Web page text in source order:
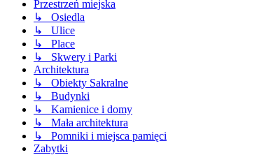
Przestrzeń miejska
↳ Osiedla
↳ Ulice
↳ Place
↳ Skwery i Parki
Architektura
↳ Obiekty Sakralne
↳ Budynki
↳ Kamienice i domy
↳ Mała architektura
↳ Pomniki i miejsca pamięci
Zabytki